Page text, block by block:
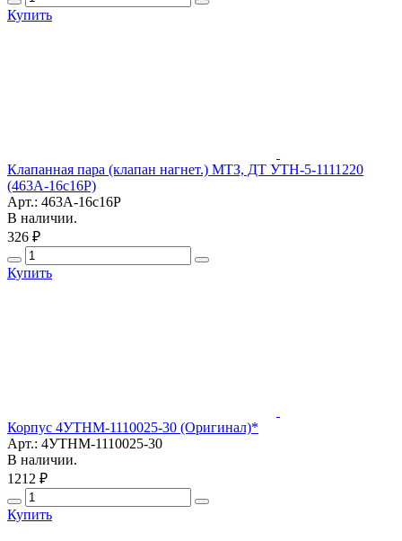
Купить
Клапанная пара (клапан нагнет.) МТЗ, ДТ УТН-5-1111220
(463А-16с16Р)
Арт.: 463А-16с16Р
В наличии.
326 ₽
Купить
Корпус 4УТНМ-1110025-30 (Оригинал)*
Арт.: 4УТНМ-1110025-30
В наличии.
1212 ₽
Купить